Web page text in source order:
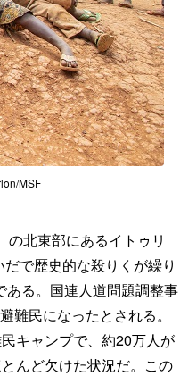
MSF
の北東部にあるイトゥリ
で歴史的な殺りくが繰り
る。国連人道問題調整事
民になったとされる。
キャンプで、約20万人が
んど欠けた状況だ。この